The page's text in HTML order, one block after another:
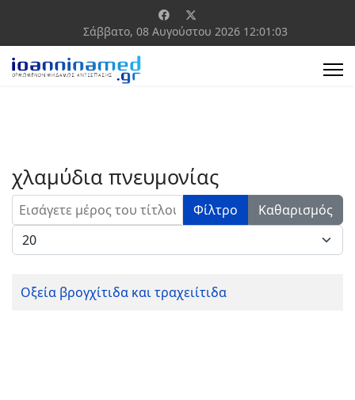
Σάββατο, 08 Αυγούστου 2026 12:01:03
χλαμύδια πνευμονίας
Εισάγετε μέρος του τίτλου. Φίλτρο
Καθαρισμός
Εμφάνιση #
Οξεία βρογχίτιδα και τραχειίτιδα